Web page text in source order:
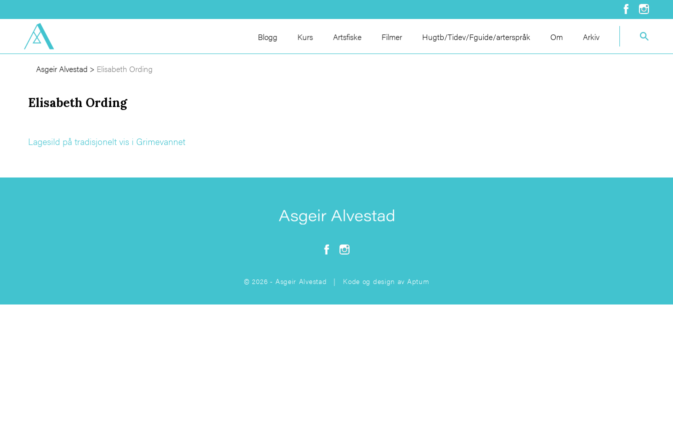
Blogg Kurs Artsfiske Filmer Hugtb/Tidev/Fguide/arterspråk Om Arkiv
Asgeir Alvestad > Elisabeth Ording
Elisabeth Ording
Lagesild på tradisjonelt vis i Grimevannet
© 2026 - Asgeir Alvestad | Kode og design av Aptum